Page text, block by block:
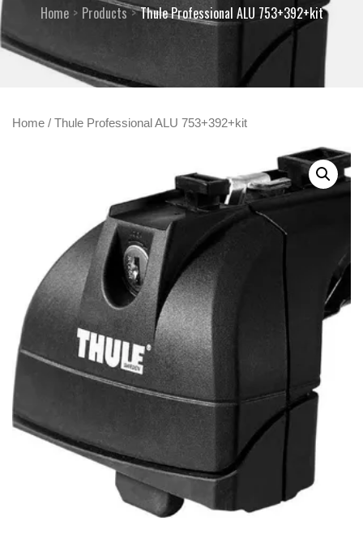
Home Products Thule Professional ALU 753+392+kit
Home / Thule Professional ALU 753+392+kit